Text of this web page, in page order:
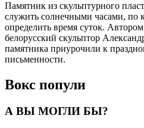
Памятник из скульптурного
служить солнечными часами, по
определить время суток.
белорусский скульптор
памятника приурочили к
письменности.
Вокс попули
А ВЫ МОГЛИ БЫ?